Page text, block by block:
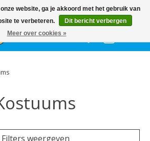
collectie feestkleding & accessoires |
| Bedrukking | Altijd gratis parkeren
Verlanglijst
Filters weergeven
website, ga je akkoord met het gebruik van
te verbeteren.
Dit bericht verbergen
Meer over cookies »